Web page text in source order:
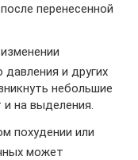
перенесенной
и других
небольшие
на выделения.
похудении или
может